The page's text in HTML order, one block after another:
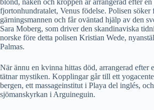
blond, naken och kroppen är arrangerad efter
fjortonhundratalet, Venus födelse. Polisen söker
gärningsmannen och får oväntad hjälp av den
Sara Moberg, som driver den skandinaviska
norske före detta polisen Kristian Wede,
Palmas.
När ännu en kvinna hittas död, arrangerad efter
tätnar mystiken. Kopplingar går till ett
bergen, ett massageinstitut i Playa del inglés,
sjömanskyrkan i Arguineguin.